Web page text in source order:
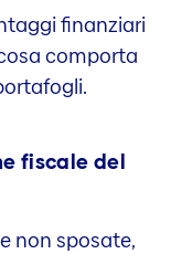
finanziari
comporta
fiscale del
non sposate,